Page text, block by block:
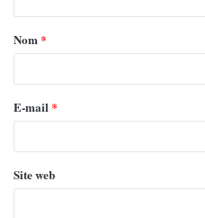
Nom*
E-mail *
Site web